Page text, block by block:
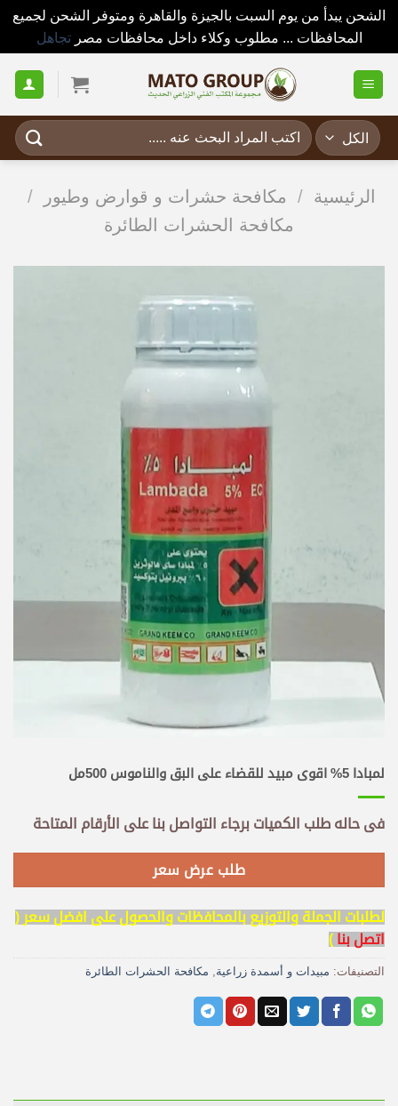
الشحن يبدأ من يوم السبت بالجيزة والقاهرة ومتوفر الشحن لجميع
المحافظات ... مطلوب وكلاء داخل محافظات مصرتجاهل
للمحتوى
البحث
عن:
الرئيسية / مكافحة حشرات و قوارض وطيور
/
مكافحة الحشرات الطائرة
لمبادا 5% اقوى مبيد للقضاء على البق والناموس 500مل
فى حاله طلب الكميات برجاء التواصل بنا على الأرقام المتاحة
طلب عرض سعر
لطلبات الجملة والتوزيع بالمحافظات والحصول على افضل سعر (
اتصل بنا )
التصنيفات: مبيدات و أسمدة زراعية, مكافحة الحشرات الطائرة